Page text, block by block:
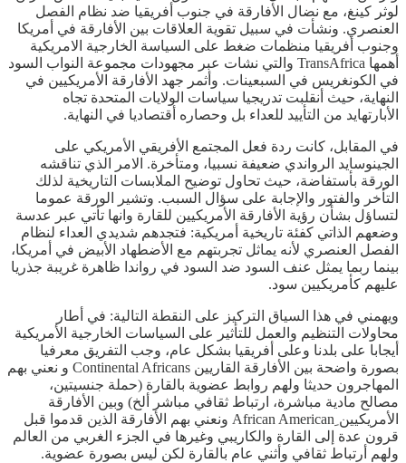
لوثر كينغ، مع نضال الأفارقة في جنوب أفريقيا ضد نظام الفصل
العنصري. ونشأت في سبيل تقوية العلاقات بين الأفارقة في أمريكا
وجنوب أفريقيا منظمات ضغط على السياسة الخارجية الامريكية
أهمها TransAfrica والتي نشات عبر مجهودات مجموعة النواب السود
في الكونغريس في السبعينات. وأثمر جهد الأفارقة الأمريكيين في
النهاية، حيث أنقلبت تدريجيا سياسات الولايات المتحدة تجاه
الأبارتهايد من التأييد للعداء بل وحصاره أقتصاديا في النهاية.
في المقابل، كانت ردة فعل المجتمع الأفريقي الأمريكي على
الجينوسايد الرواندي ضعيفة نسبيا، ومتأخرة. الامر الذي تناقشه
الورقة بأستفاضة، حيث تحاول توضيح الملابسات التاريخية لذلك
التأخر والفتور والإجابة على سؤال السبب. وتشير الورقة عموما
لتساؤل بشأن رؤية الأفارقة الأمريكيين للقارة وانها تأتي عبر عدسة
وضعهم الذاتي كفئة تاريخية أمريكية: فتجدهم شديدي العداء لنظام
الفصل العنصري لأنه يماثل تجربتهم مع الأضطهاد الأبيض في أمريكا،
بينما ربما يمثل عنف السود ضد السود في رواندا ظاهرة غريبة جذريا
عليهم كأمريكيين سود.
ويهمني في هذا السياق التركيز على النقطة التالية: في أطار
محاولات التنظيم والعمل للتأثير على السياسات الخارجية الأمريكية
أيجابا على بلدنا وعلى أفريقيا بشكل عام، وجب التفريق معرفيا
بصورة واضحة بين الأفارقة القاريين Continental Africans و نعني بهم
المهاجرون حديثا ولهم روابط عضوية بالقارة (حملة جنسيتين،
مصالح مادية مباشرة، ارتباط ثقافي مباشر ألخ) وبين الأفارقة
الأمريكيين ِAfrican American ونعني بهم الأفارقة الذين قدموا قبل
قرون عدة إلى القارة والكاريبي وغيرها في الجزء الغربي من العالم
ولهم أرتباط ثقافي وأثني عام بالقارة لكن ليس بصورة عضوية.